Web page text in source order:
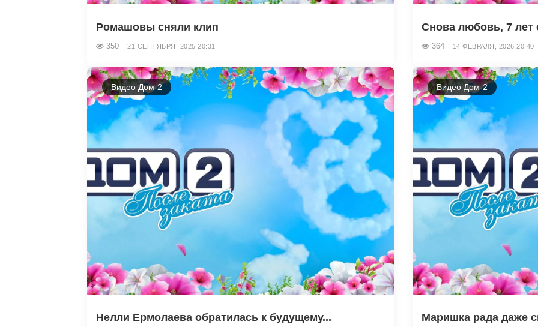
Ромашовы сняли клип
350 21 СЕНТЯБРЯ, 2025 20:31
Снова любовь, 7 лет
364 14 ФЕВРАЛЯ, 2026 20:40
Видео Дом-2
Нелли Ермолаева обратилась к будущему...
Видео Дом-2
Маришка рада даже